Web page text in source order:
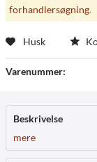
forhandlersøgning.
Husk
Varenummer:
Beskrivelse
mere